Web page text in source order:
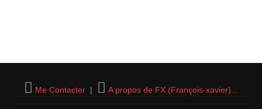
Me Contacter | A propos de FX (François-xavier)...